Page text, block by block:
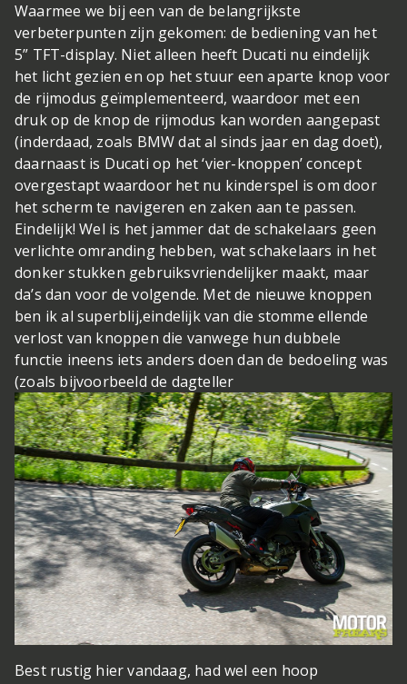
Waarmee we bij een van de belangrijkste
verbeterpunten zijn gekomen: de bediening van het
5” TFT-display. Niet alleen heeft Ducati nu eindelijk
het licht gezien en op het stuur een aparte knop voor
de rijmodus geïmplementeerd, waardoor met een
druk op de knop de rijmodus kan worden aangepast
(inderdaad, zoals BMW dat al sinds jaar en dag doet),
daarnaast is Ducati op het ‘vier-knoppen’ concept
overgestapt waardoor het nu kinderspel is om door
het scherm te navigeren en zaken aan te passen.
Eindelijk! Wel is het jammer dat de schakelaars geen
verlichte omranding hebben, wat schakelaars in het
donker stukken gebruiksvriendelijker maakt, maar
da’s dan voor de volgende. Met de nieuwe knoppen
ben ik al superblij,eindelijk van die stomme ellende
verlost van knoppen die vanwege hun dubbele
functie ineens iets anders doen dan de bedoeling was
(zoals bijvoorbeeld de dagteller
Best rustig hier vandaag, had wel een hoop